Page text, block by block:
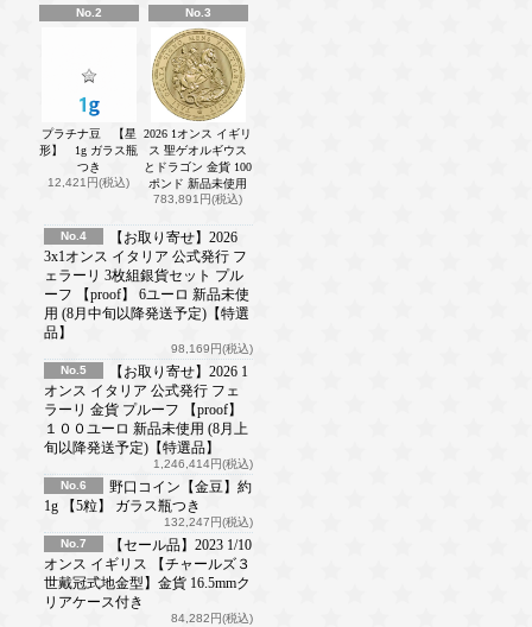
No.2
プラチナ豆 【星
形】 1g ガラス瓶
つき
12,421円(税込)
No.3
2026 1オンス イギリ
ス 聖ゲオルギウス
とドラゴン 金貨 100
ポンド 新品未使用
783,891円(税込)
No.4
【お取り寄せ】2026
3x1オンス イタリア 公式発行 フ
ェラーリ 3枚組銀貨セット プル
ーフ 【proof】 6ユーロ 新品未使
用 (8月中旬以降発送予定)【特選
品】
98,169円(税込)
No.5
【お取り寄せ】2026 1
オンス イタリア 公式発行 フェ
ラーリ 金貨 プルーフ 【proof】
１００ユーロ 新品未使用 (8月上
旬以降発送予定)【特選品】
1,246,414円(税込)
No.6
野口コイン【金豆】約
1g 【5粒】 ガラス瓶つき
132,247円(税込)
No.7
【セール品】2023 1/10
オンス イギリス 【チャールズ３
世戴冠式地金型】金貨 16.5mmク
リアケース付き
84,282円(税込)